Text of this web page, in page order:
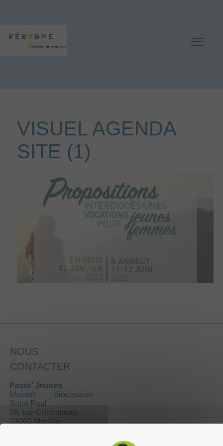
VISUEL AGENDA
SITE (1)
NOUS
CONTACTER
Pasto’ Jeunes
Maison diocésaine
Saint-Paul
20, rue Colombeau
03000 Moulins